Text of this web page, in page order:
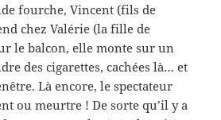
fourche, Vincent (fils de
chez Valérie (la fille de
le balcon, elle monte sur un
des cigarettes, cachées là… et
Là encore, le spectateur
ou meurtre ! De sorte qu’il y a